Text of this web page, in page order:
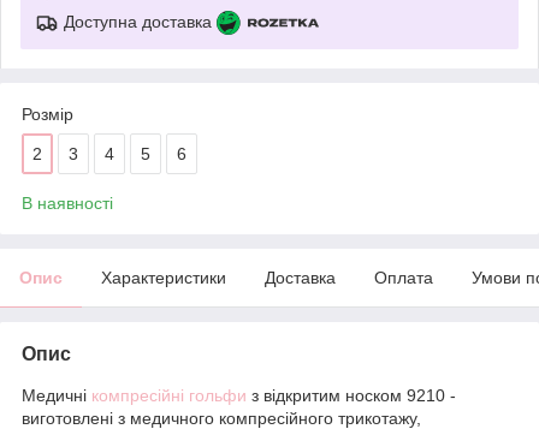
Доступна доставка
Розмір
2 3 4 5 6
В наявності
Опис Характеристики Доставка Оплата Умови
Опис
Медичні компресійні гольфи з відкритим носком 9210 -
виготовлені з медичного компресійного трикотажу,